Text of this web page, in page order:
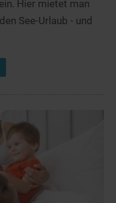
Hier mietet man
See-Urlaub - und